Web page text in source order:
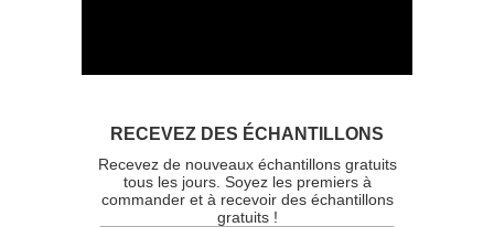
RECEVEZ DES ÉCHANTILLONS
Recevez de nouveaux échantillons gratuits
tous les jours. Soyez les premiers à
commander et à recevoir des échantillons
gratuits !